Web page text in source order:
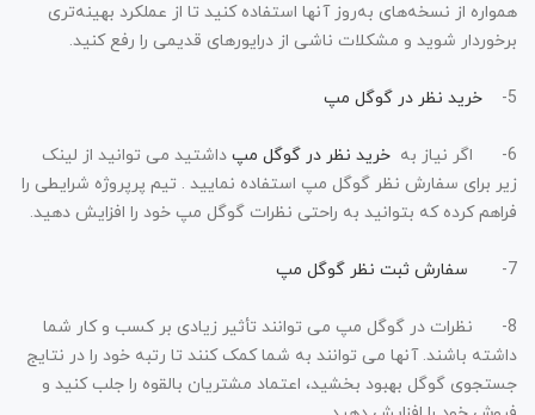
همواره از نسخه‌های به‌روز آنها استفاده کنید تا از عملکرد بهینه‌تری
برخوردار شوید و مشکلات ناشی از درایورهای قدیمی را رفع کنید.
5- خرید نظر در گوگل مپ
6- اگر نیاز به خرید نظر در گوگل مپ داشتید می توانید از لینک
زیر برای سفارش نظر گوگل مپ استفاده نمایید . تیم پرپروژه شرایطی را
فراهم کرده که بتوانید به راحتی نظرات گوگل مپ خود را افزایش دهید.
7- سفارش ثبت نظر گوگل مپ
8-
نظرات در گوگل مپ می توانند تأثیر زیادی بر کسب و کار شما
داشته باشند. آنها می توانند به شما کمک کنند تا رتبه خود را در نتایج
جستجوی گوگل بهبود بخشید، اعتماد مشتریان بالقوه را جلب کنید و